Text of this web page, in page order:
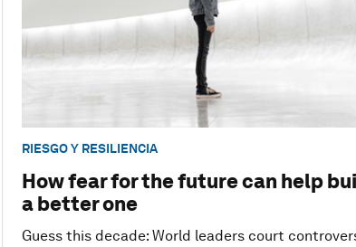
RIESGO Y RESILIENCIA
How fear for the future can help
a better one
Guess this decade: World leaders court